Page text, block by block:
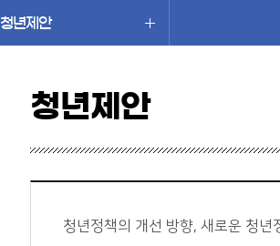
청년제안
청년제안
청년정책의 개선 방향, 새로운 청